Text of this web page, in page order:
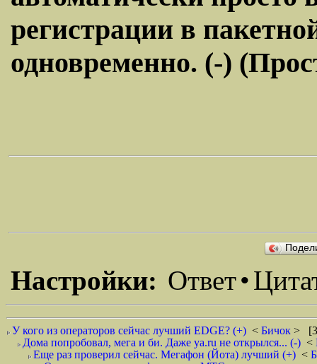
регистрации в
одновременно. (-)
Настройки: Ответ•
У кого из операторов сейчас лучший EDGE? (+) < Бичок >
Дома попробовал, мега и би. Даже ya.ru не открылся... (-) <
Еще раз проверил сейчас. Мегафон (Йота) лучший (+) <